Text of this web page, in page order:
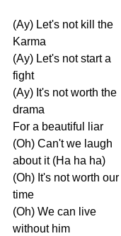
(Ay) Let's not kill
the
Karma
(Ay) Let's not start a
fight
(Ay) It's not worth the
drama
For a beautiful
liar
(Oh) Can't we laugh
about it(Ha ha ha)
(Oh) It's not worth our
time
(Oh) We can live
without him